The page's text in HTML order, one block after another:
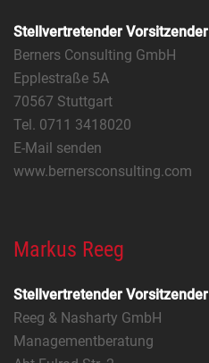
Stellvertretender Vorsitzender
Berners Consulting GmbH
Epplestraße 5A
70567 Stuttgart
Tel. 0711 3418020
E-Mail senden
www.bernersconsulting.com
Markus Reeg
Stellvertretender Vorsitzender
Reeg & Nasharty GmbH
Managementberatung